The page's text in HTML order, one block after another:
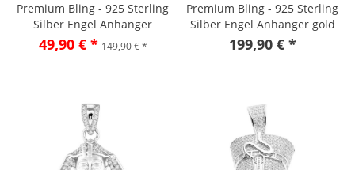
Premium Bling - 925 Sterling
Silber Engel Anhänger
49,90 € * 149,90 € *
Premium Bling - 925 Sterling
Silber Engel Anhänger gold
199,90 € *